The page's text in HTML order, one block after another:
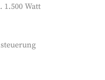
1.500 Watt